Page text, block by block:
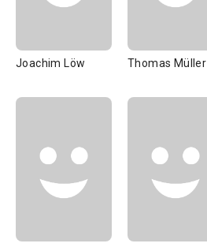
Joachim Löw Thomas Müller